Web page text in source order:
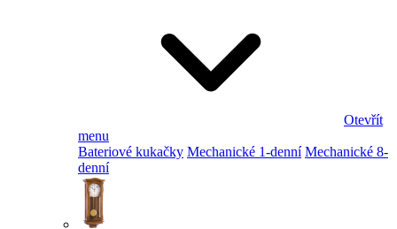
Otevřít
menu
Bateriové kukačky Mechanické 1-denní Mechanické 8-
denní